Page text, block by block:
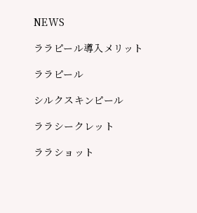
NEWS
ララピール導入メリット
ララピール
シルクスキンピール
ララシークレット
ララショット